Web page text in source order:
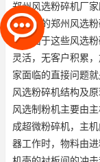
郑州风选粉碎机厂
一些小的郑州风选
家，由于这些风选
灵活，无客户积累
家面临的直接问题
风选粉碎机结构及原
风选制粉机主要由
成超微粉碎机，主
器工作时，物料由